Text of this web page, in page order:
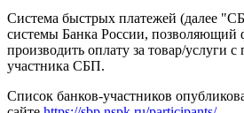
Система быстрых платежей (далее
системы Банка России, позволяющий
производить оплату за товар/услуги
участника СБП.
Список банков-участников